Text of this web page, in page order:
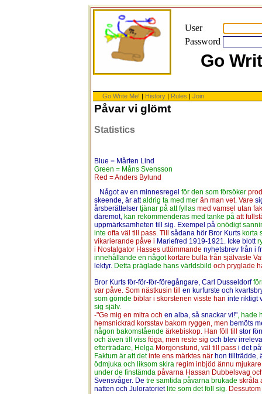
User
Password
Go
Go Write Me! | History | Rules | Join
Påvar vi glömt
Statistics
Blue = Mårten Lind
Green = Måns Svensson
Red = Anders Bylund
Något av en minnesregel för den som försöker
skeende, är att aldrig ta med mer än man vet. Vare
årsberättelser tjänar på att fyllas med vamsel utan
däremot, kan rekommenderas med tanke på att
uppmärksamheten till sig. Exempel på onödigt
inte ofta väl till pass. Till sådana hör Bror Kurts korta
vikarierande påve i Mariefred 1919-1921. Icke blott
i Nostalgator Hasses uttömmande nyhetsbrev från i
innehållande en något kortare bulla från självaste
lektyr. Detta präglade hans världsbild och pryglade
Bror Kurts för-för-för-föregångare, Carl Dusseldorf
var påve. Som nästkusin till
en kurfurste och
som gömde biblar i skorstenen visste han inte riktigt
sig själv.
-"Ge mig en mitra och en alba, så snackar vi!", hade
hemsnickrad korsstav bakom ryggen, men bemöts
någon bakomstående ärkebiskop. Han föll till
stor
och även till viss föga, men reste sig och blev
efterträdare, Helga Morgonstund, väl till pass i det
Faktum är att det inte ens märktes när hon tillträdde,
ödmjuka och liksom skira regim inbjöd ännu
under de finstämda påvarna Hassan Dubbelsvag
Svensvåger. De tre samtida påvarna brukade skråla
natten och Juloratoriet lite som det föll sig.